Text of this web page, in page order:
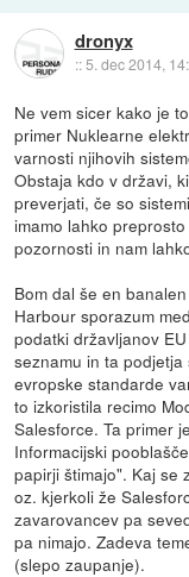
dronyx
::5. dec 2014,
Ne vem sicer kako je
primer Nuklearne
varnosti njihovih
Obstaja kdo v državi,
preverjati, če so
imamo lahko
pozornosti in nam
Bom dal še en
Harbour sporazum
podatki državljanov
seznamu in ta
evropske standarde
to izkoristila recimo
Salesforce. Ta primer
Informacijski
papirji štimajo". Kaj se
oz. kjerkoli že
zavarovancev pa
pa nimajo. Zadeva
(slepo zaupanje).